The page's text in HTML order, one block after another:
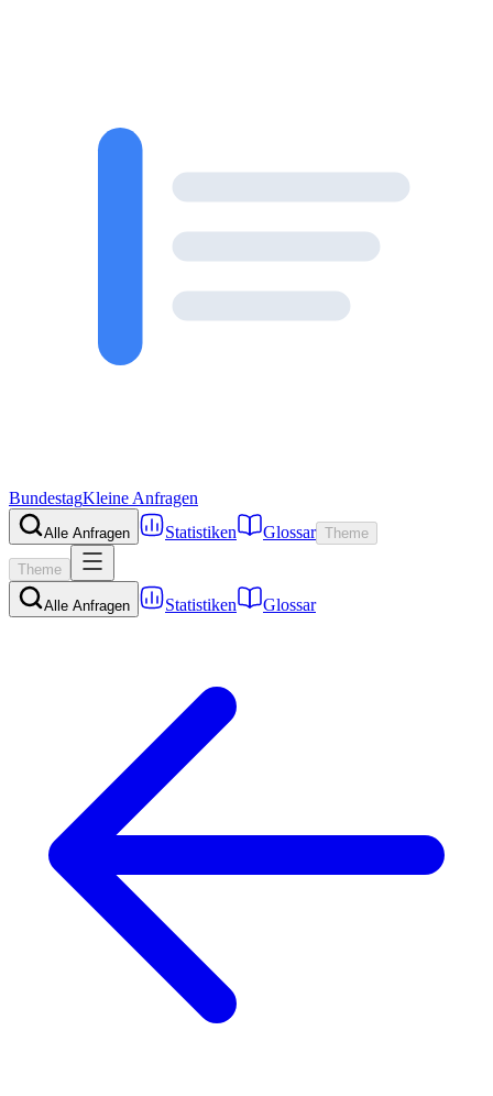
BundestagKleine Anfragen
Alle Anfragen Statistiken Glossar Theme
Theme
Alle Anfragen Statistiken Glossar